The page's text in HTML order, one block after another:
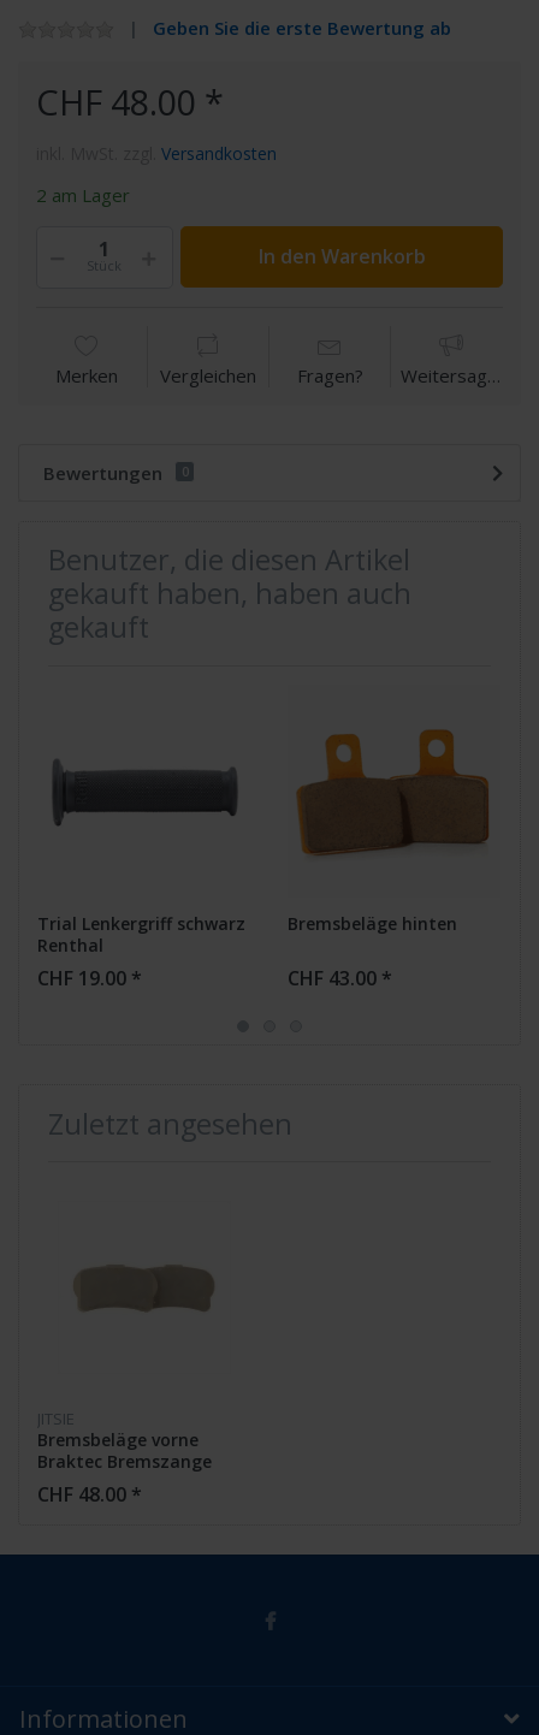
Geben Sie die erste Bewertung ab
CHF 48.00 *
Versandkosten
2 am Lager
Stück In den Warenkorb
Merken Vergleichen Fragen? Weitersagen
Bewertungen 0
Benutzer, die diesen Artikel
gekauft haben, haben auch
gekauft
Trial Lenkergriff schwarz
Renthal
CHF 19.00 *
Bremsbeläge hinten
CHF 43.00 *
Zuletzt angesehen
JITSIE
Bremsbeläge vorne
Braktec Bremszange
CHF 48.00 *
Informationen